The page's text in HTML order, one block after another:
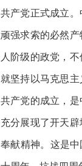
共产党正式成立
顽强求索的必然
人阶级的政党，
就坚持以马克思
共产党的成立，
充分展现了开天
奉献精神。这是